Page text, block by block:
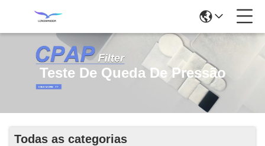
Teste De Queda De Pressão
Todas as categorias